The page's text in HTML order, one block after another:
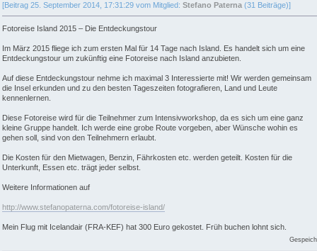
[Beitrag 25. September 2014, 17:31:29 vom Mitglied: Stefano Paterna (31 Beiträge)]
Fotoreise Island 2015 – Die Entdeckungstour
Im März 2015 fliege ich zum ersten Mal für 14 Tage nach Island. Es handelt sich um eine
Entdeckungstour um zukünftig eine Fotoreise nach Island anzubieten.
Auf diese Entdeckungstour nehme ich maximal 3 Interessierte mit! Wir werden gemeinsam
die Insel erkunden und zu den besten Tageszeiten fotografieren, Land und Leute
kennenlernen.
Diese Fotoreise wird für die Teilnehmer zum Intensivworkshop, da es sich um eine ganz
kleine Gruppe handelt. Ich werde eine grobe Route vorgeben, aber Wünsche wohin es
gehen soll, sind von den Teilnehmern erlaubt.
Die Kosten für den Mietwagen, Benzin, Fährkosten etc. werden geteilt. Kosten für die
Unterkunft, Essen etc. trägt jeder selbst.
Weitere Informationen auf
http://www.stefanopaterna.com/fotoreise-island/
Mein Flug mit Icelandair (FRA-KEF) hat 300 Euro gekostet. Früh buchen lohnt sich.